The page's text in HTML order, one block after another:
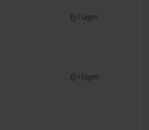
Ej i lager
Ej i lager